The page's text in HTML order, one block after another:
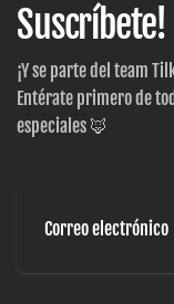
Suscríbete!
¡Y se parte del team
Entérate primero de
especiales 🦊